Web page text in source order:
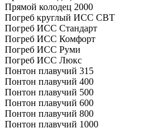
Прямой колодец 2000
Погреб круглый ИСС СВТ
Погреб ИСС Стандарт
Погреб ИСС Комфорт
Погреб ИСС Руми
Погреб ИСС Люкс
Понтон плавучий 315
Понтон плавучий 400
Понтон плавучий 500
Понтон плавучий 600
Понтон плавучий 800
Понтон плавучий 1000